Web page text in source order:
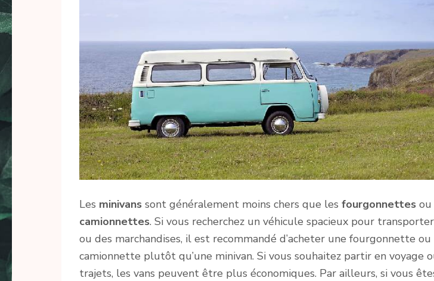
Les minivans sont généralement moins chers que les fourgonnettes ou
camionnettes. Si vous recherchez un véhicule spacieux pour
ou des marchandises, il est recommandé d’acheter une fourgonnette ou
camionnette plutôt qu’une minivan. Si vous souhaitez partir en voyage
trajets, les vans peuvent être plus économiques. Par ailleurs, si vous